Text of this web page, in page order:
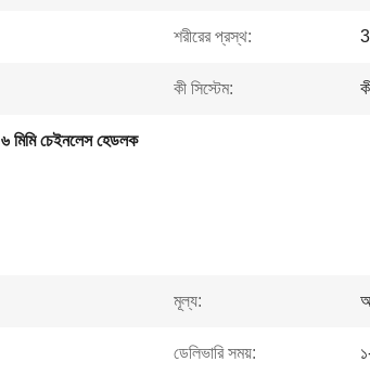
শরীরের প্রস্থ:
কী সিস্টেম:
৬ মিমি চেইনলেস হেডলক
মূল্য:
ডেলিভারি সময়: